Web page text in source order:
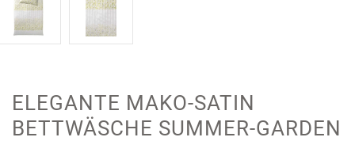
ELEGANTE MAKO-SATIN
BETTWÄSCHE SUMMER-GARDEN